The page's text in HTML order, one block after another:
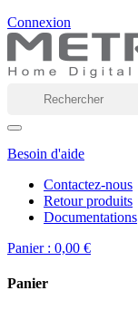
Connexion
Besoin d'aide
Contactez-nous
Retour produits
Documentations
Panier : 0,00 €
Panier